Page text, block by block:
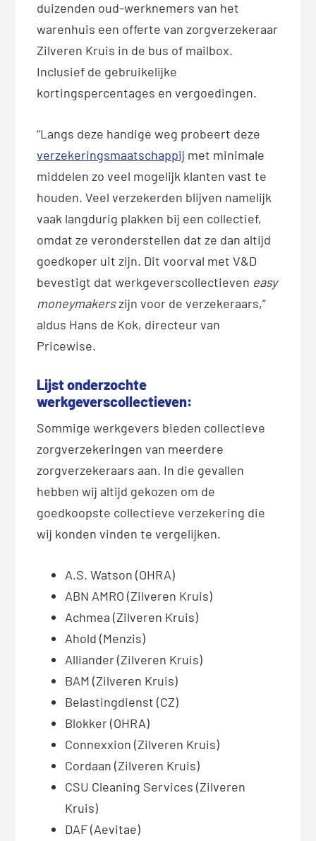
duizenden oud-werknemers van het
warenhuis een offerte van zorgverzekeraar
Zilveren Kruis in de bus of mailbox.
Inclusief de gebruikelijke
kortingspercentages en vergoedingen.
“Langs deze handige weg probeert deze
verzekeringsmaatschappij met minimale
middelen zo veel mogelijk klanten vast te
houden. Veel verzekerden blijven namelijk
vaak langdurig plakken bij een collectief,
omdat ze veronderstellen dat ze dan altijd
goedkoper uit zijn. Dit voorval met V&D
bevestigt dat werkgeverscollectieven easy
moneymakerszijn voor de verzekeraars,”
aldus Hans de Kok, directeur van
Pricewise.
Lijst onderzochte
werkgeverscollectieven:
Sommige werkgevers bieden collectieve
zorgverzekeringen van meerdere
zorgverzekeraars aan. In die gevallen
hebben wij altijd gekozen om de
goedkoopste collectieve verzekering die
wij konden vinden te vergelijken.
A.S. Watson (OHRA)
ABN AMRO (Zilveren Kruis)
Achmea (Zilveren Kruis)
Ahold (Menzis)
Alliander (Zilveren Kruis)
BAM (Zilveren Kruis)
Belastingdienst (CZ)
Blokker (OHRA)
Connexxion (Zilveren Kruis)
Cordaan (Zilveren Kruis)
CSU Cleaning Services (Zilveren
Kruis)
DAF (Aevitae)